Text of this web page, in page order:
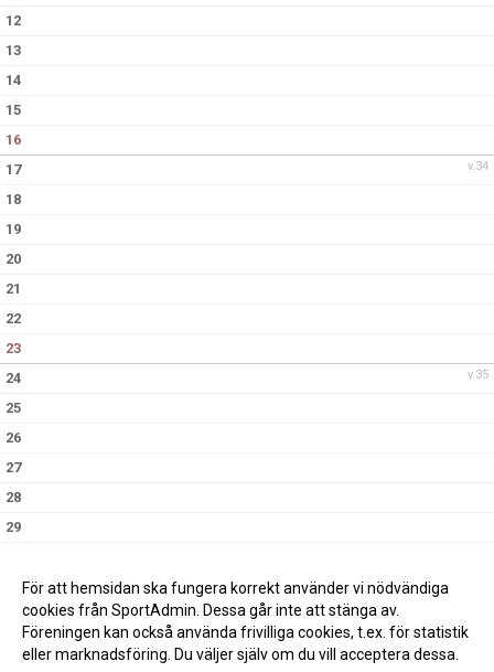
12
13
14
15
16
v.34
17
18
19
20
21
22
23
v.35
24
25
26
27
28
29
För att hemsidan ska fungera korrekt använder vi nödvändiga
cookies från SportAdmin. Dessa går inte att stänga av.
Föreningen kan också använda frivilliga cookies, t.ex. för statistik
eller marknadsföring. Du väljer själv om du vill acceptera dessa.